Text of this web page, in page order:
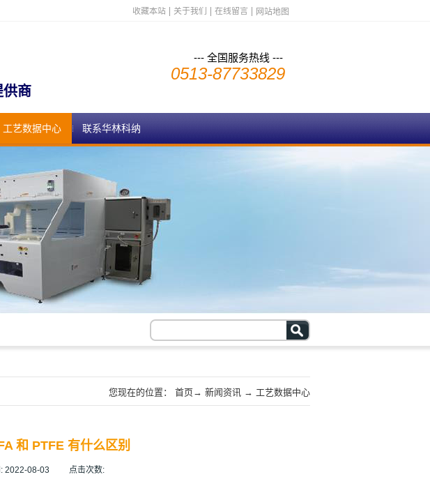
收藏本站 关于我们 在线留言 网站地图
供商
--- 全国服务热线 ---
0513-87733829
工艺数据中心 联系华林科纳
您现在的位置： 首页→ 新闻资讯 → 工艺数据中心
和 PTFE 有什么区别
2022-08-03 点击次数: